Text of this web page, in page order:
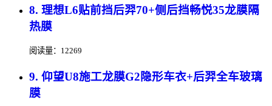
8. 理想L6贴前挡后羿70+侧后挡畅悦35龙膜隔
热膜
阅读量：12269
9. 仰望U8施工龙膜G2隐形车衣+后羿全车玻璃
膜